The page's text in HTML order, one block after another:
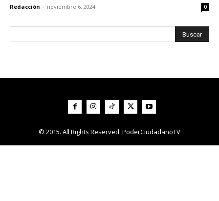
Redacción - noviembre 6, 2024 0
© 2015. All Rights Reserved. PoderCiudadanoTV